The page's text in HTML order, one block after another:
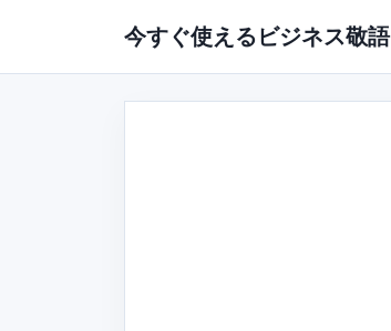
今すぐ使えるビジネス敬語